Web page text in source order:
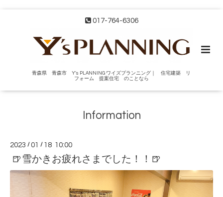
017-764-6306
青森県 青森市 Y's PLANNING ワイズプランニング｜ 住宅建築 リ
フォーム 提案住宅 のことなら
Information
2023 /01 / 18 10:00
🍺雪かきお疲れさまでした！！🍺